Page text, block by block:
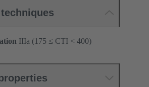
IIIa (175 ≤ CTI < 400)